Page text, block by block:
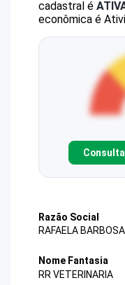
cadastral é
econômica é
Razão Social
RAFAELA
Nome Fantasia
RR VETERINARIA